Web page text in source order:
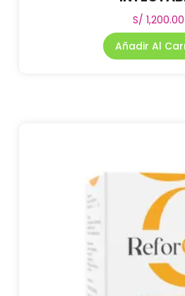
S/ 1,200.00
Añadir Al